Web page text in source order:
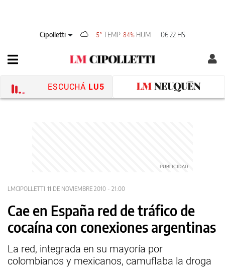
Cipolletti 5°TEMP 84% HUM 06:22 HS
ESCUCHÁ LU5
LMCIPOLLETTI 11 DE NOVIEMBRE 2010 - 21:00
Cae en España red de tráfico de
cocaína con conexiones argentinas
La red, integrada en su mayoría por
colombianos y mexicanos, camuflaba la droga